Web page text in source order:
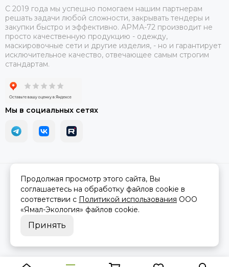
С 2019 года мы успешно помогаем нашим партнерам
решать задачи любой сложности, закрывать тендеры и
закупки быстро и эффективно. АРМА-72 производит не
просто качественную продукцию - одежду,
маскировочные сети и другие изделия, - но и гарантирует
исключительное качество, отвечающее самым строгим
стандартам.
Мы в социальных сетях
2026 © АРМА-72 - военное снаряжение и экипировка оптом и в
розницу.Карта сайта
Продолжая просмотр этого сайта, Вы
соглашаетесь на обработку файлов cookie в
соответствии с Политикой использования ООО
«Ямал-Экология» файлов cookie.
Принять